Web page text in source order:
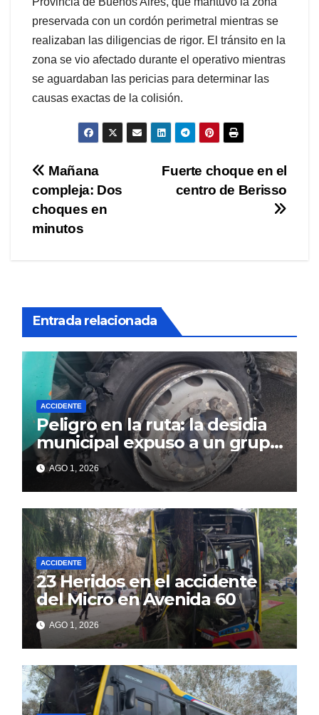
preservada con un cordón perimetral mientras se
realizaban las diligencias de rigor. El tránsito en la
zona se vio afectado durante el operativo mientras
se aguardaban las pericias para determinar las
causas exactas de la colisión.
Navegación
de
entradas
Fuerte choque en el
centro de Berisso
Mañana
compleja: Dos
choques en
minutos
Entrada relacionada
ACCIDENTE
Peligro en la ruta: la desidia
municipal expuso a un grupo
de berissenses
AGO 1, 2026
ACCIDENTE
23 Heridos en el accidente
del Micro en Avenida 60
AGO 1, 2026